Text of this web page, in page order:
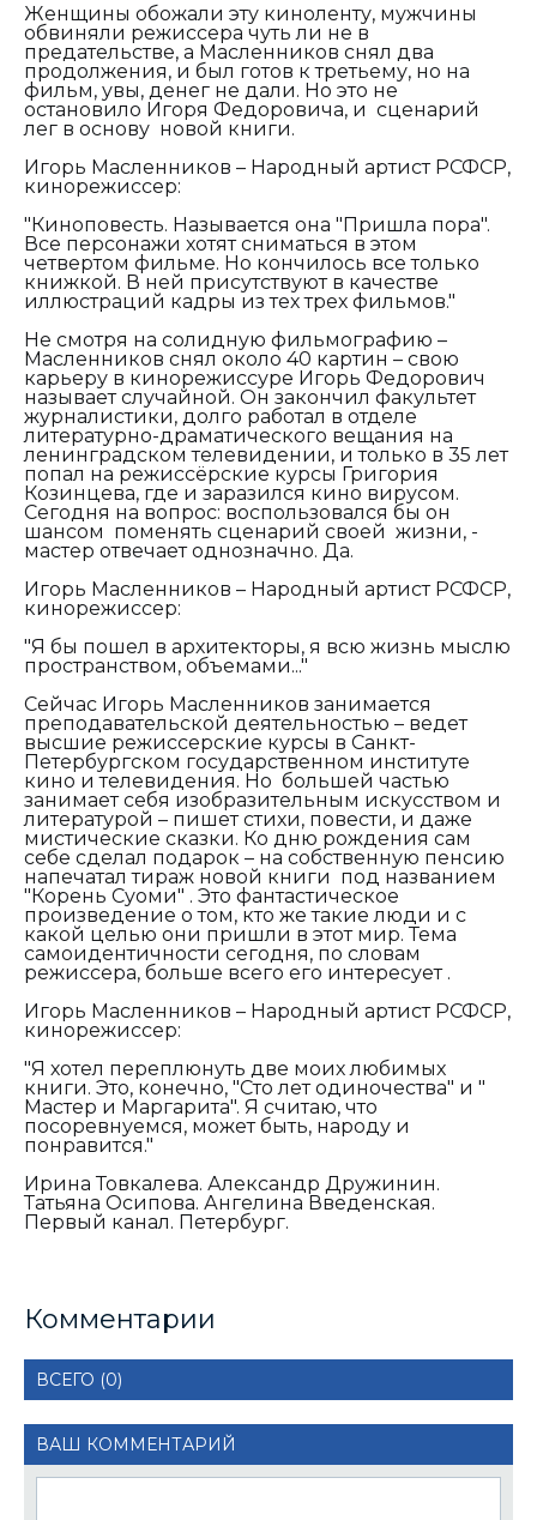
Женщины обожали эту киноленту, мужчины
обвиняли режиссера чуть ли не в
предательстве, а Масленников снял два
продолжения, и был готов к третьему, но на
фильм, увы, денег не дали. Но это не
остановило Игоря Федоровича, и сценарий
лег в основу новой книги.
Игорь Масленников – Народный артист РСФСР,
кинорежиссер:
"Киноповесть. Называется она "Пришла пора".
Все персонажи хотят сниматься в этом
четвертом фильме. Но кончилось все только
книжкой. В ней присутствуют в качестве
иллюстраций кадры из тех трех фильмов."
Не смотря на солидную фильмографию –
Масленников снял около 40 картин – свою
карьеру в кинорежиссуре Игорь Федорович
называет случайной. Он закончил факультет
журналистики, долго работал в отделе
литературно-драматического вещания на
ленинградском телевидении, и только в 35 лет
попал на режиссёрские курсы Григория
Козинцева, где и заразился кино вирусом.
Сегодня на вопрос: воспользовался бы он
шансом поменять сценарий своей жизни, -
мастер отвечает однозначно. Да.
Игорь Масленников – Народный артист РСФСР,
кинорежиссер:
"Я бы пошел в архитекторы, я всю жизнь мыслю
пространством, объемами..."
Сейчас Игорь Масленников занимается
преподавательской деятельностью – ведет
высшие режиссерские курсы в Санкт-
Петербургском государственном институте
кино и телевидения. Но большей частью
занимает себя изобразительным искусством и
литературой – пишет стихи, повести, и даже
мистические сказки. Ко дню рождения сам
себе сделал подарок – на собственную пенсию
напечатал тираж новой книги под названием
"Корень Суоми" . Это фантастическое
произведение о том, кто же такие люди и с
какой целью они пришли в этот мир. Тема
самоидентичности сегодня, по словам
режиссера, больше всего его интересует .
Игорь Масленников – Народный артист РСФСР,
кинорежиссер:
"Я хотел переплюнуть две моих любимых
книги. Это, конечно, "Сто лет одиночества" и "
Мастер и Маргарита". Я считаю, что
посоревнуемся, может быть, народу и
понравится."
Ирина Товкалева. Александр Дружинин.
Татьяна Осипова. Ангелина Введенская.
Первый канал. Петербург.
Комментарии
ВСЕГО (0)
ВАШ КОММЕНТАРИЙ